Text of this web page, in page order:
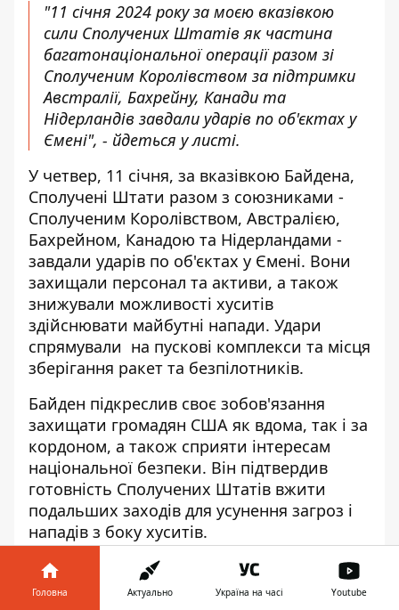
"11 січня 2024 року за моєю вказівкою
сили Сполучених Штатів як частина
багатонаціональної операції разом зі
Сполученим Королівством за підтримки
Австралії, Бахрейну, Канади та
Нідерландів завдали ударів по об'єктах у
Ємені", - йдеться у листі.
У четвер, 11 січня, за вказівкою Байдена,
Сполучені Штати разом з союзниками -
Сполученим Королівством, Австралією,
Бахрейном, Канадою та Нідерландами -
завдали ударів по об'єктах у Ємені. Вони
захищали персонал та активи, а також
знижували можливості хуситів
здійснювати майбутні напади. Удари
спрямували на пускові комплекси та місця
зберігання ракет та безпілотників.
Байден підкреслив своє зобов'язання
захищати громадян США як вдома, так і за
кордоном, а також сприяти інтересам
національної безпеки. Він підтвердив
готовність Сполучених Штатів вжити
подальших заходів для усунення загроз і
нападів з боку хуситів.
Помилка хуситів
Головна Актуально Україна на часі Youtube